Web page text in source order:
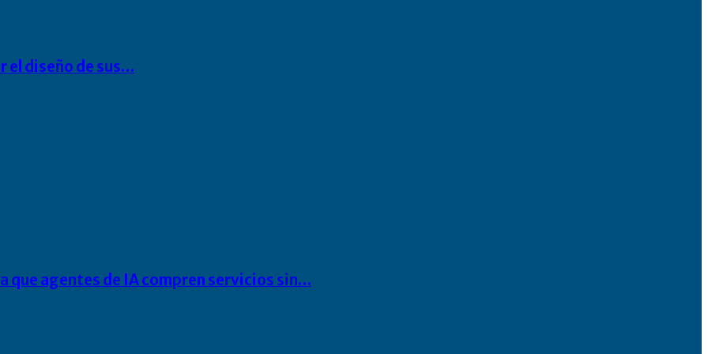
el diseño de sus…
agentes de IA compren servicios sin…